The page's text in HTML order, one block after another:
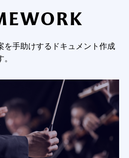
を手助けするドキュメント作成